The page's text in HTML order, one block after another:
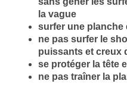
la vague
surfer une planche
ne pas surfer le
puissants et creux
se protéger la tête
ne pas traîner la